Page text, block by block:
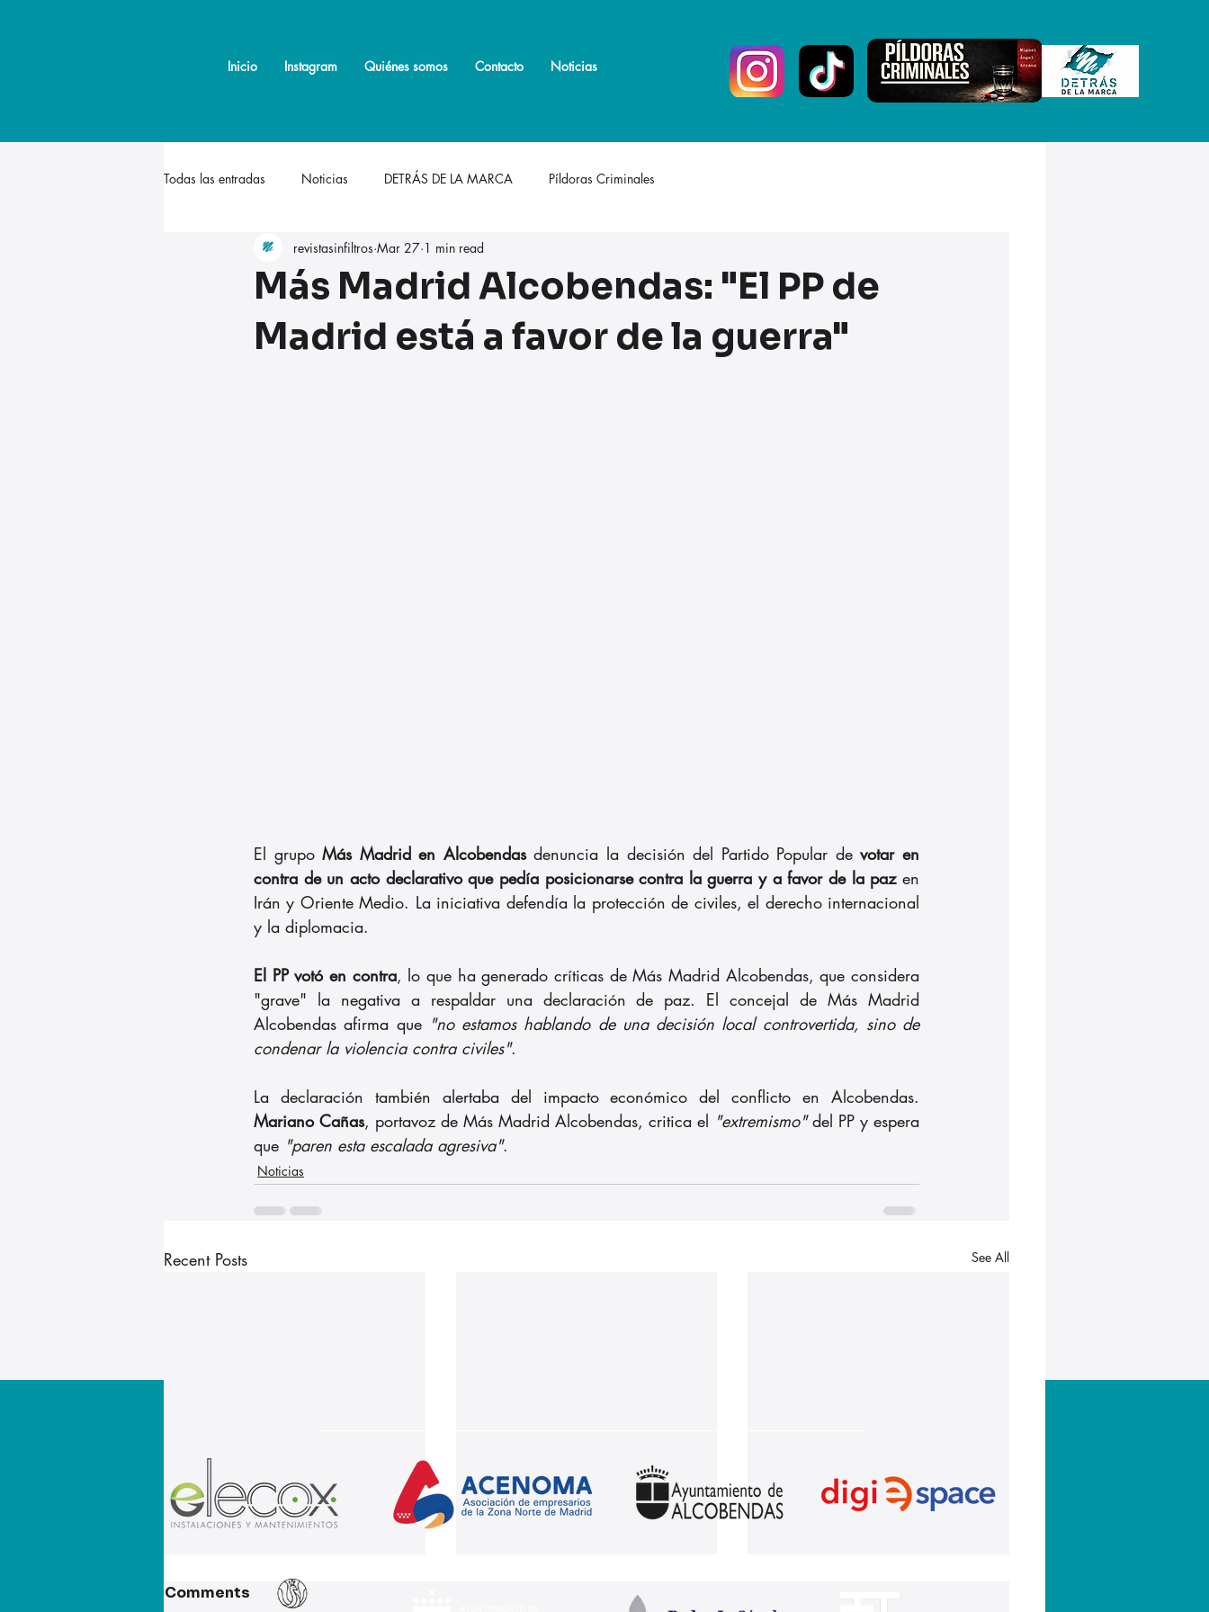
Inicio Instagram Quiénes somos Más
Inicio Instagram Quiénes somos Contacto Noticias
Todas las entradas Noticias DETRÁS DE LA MARCA Píldoras Criminales
Más Madrid Alcobendas: "El PP de
Madrid está a favor de la guerra"
revistasinfiltros Mar 27 1 min read
El grupo Más Madrid en Alcobendas denuncia la decisión del Partido Popular de votar en
contra de un acto declarativo que pedía posicionarse contra la guerra y a favor de la paz en
Irán y Oriente Medio. La iniciativa defendía la protección de civiles, el derecho internacional
y la diplomacia.
El PP votó en contra, lo que ha generado críticas de Más Madrid Alcobendas, que considera
"grave" la negativa a respaldar una declaración de paz. El concejal de Más Madrid
Alcobendas afirma que "no estamos hablando de una decisión local controvertida, sino de
condenar la violencia contra civiles".
Mariano Cañas, portavoz de Más Madrid Alcobendas, critica el "extremismo" del PP y espera
que "paren esta escalada agresiva".
Noticias
Recent Posts See All
Comments